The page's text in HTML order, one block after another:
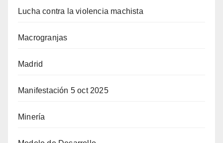
Lucha contra la violencia machista
Macrogranjas
Madrid
Manifestación 5 oct 2025
Minería